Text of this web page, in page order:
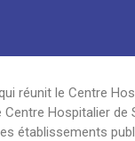
réunit le Centre
Centre Hospitalier de
établissements